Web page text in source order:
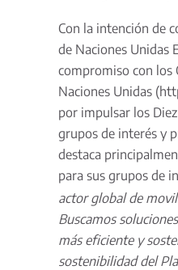
Con la intención de
de Naciones Unidas
compromiso con los
Naciones Unidas (
por impulsar los
grupos de interés y
destaca
para sus grupos de
actor global de
Buscamos
más eficiente y
sostenibilidad del